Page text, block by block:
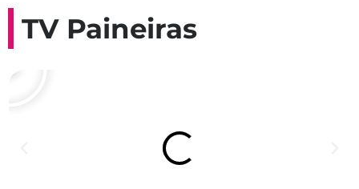
TV Paineiras